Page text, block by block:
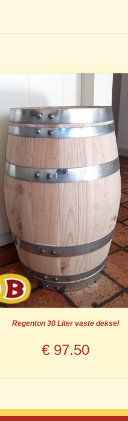
Regenton 30 Liter vaste deksel
€97.50